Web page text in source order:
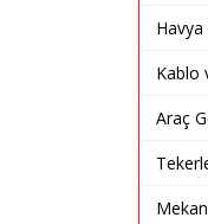
Kablo
Araç